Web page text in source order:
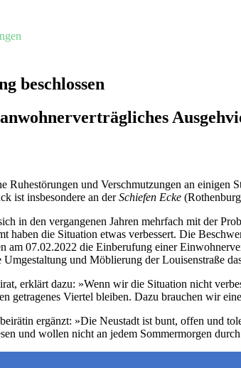
beschlossen
Ruhestörungen und Verschmutzungen an
ist insbesondere an derSchiefen Ecke
in den vergangenen Jahren mehrfach mit der
haben die Situation etwas verbessert. Die
am 07.02.2022 die Einberufung einer
und Möblierung der Louisenstraße
erklärt dazu: »Wenn wir die Situation nicht
getragenes Viertel bleiben. Dazu brauchen wir
ergänzt: »Die Neustadt ist bunt, offen und
und wollen nicht an jedem Sommermorgen